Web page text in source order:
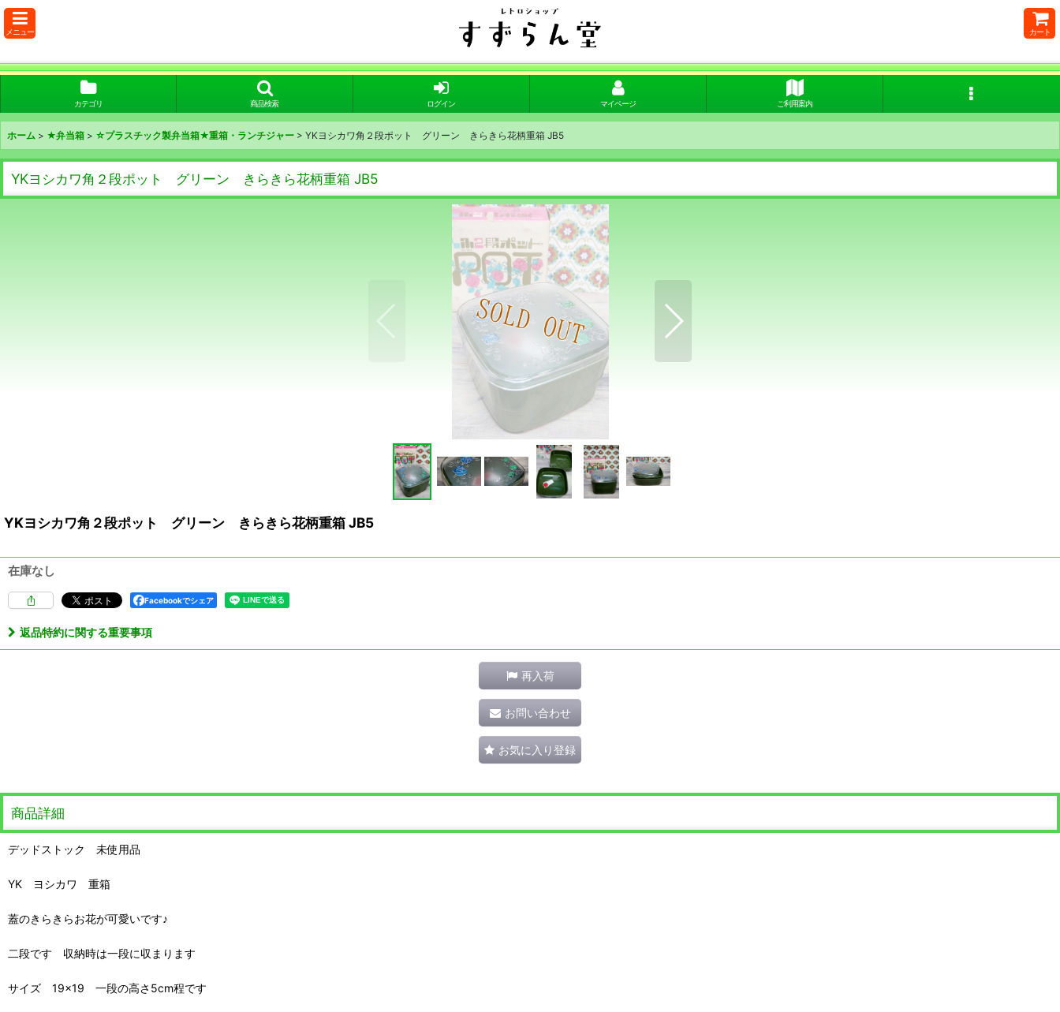
メニュー カート
カテゴリ 商品検索 ログイン マイページ ご利用案内
ホーム > ★弁当箱 > ☆プラスチック製弁当箱★重箱・ランチジャー > YKヨシカワ角２段ポット グリーン きらきら花柄重箱 JB5
YKヨシカワ角２段ポット グリーン きらきら花柄重箱 JB5
YKヨシカワ角２段ポット グリーン きらきら花柄重箱 JB5
在庫なし
Facebookでシェア
返品特約に関する重要事項
再入荷
お問い合わせ
お気に入り登録
商品詳細
デッドストック 未使用品
YK ヨシカワ 重箱
蓋のきらきらお花が可愛いです♪
二段です 収納時は一段に収まります
サイズ 19×19 一段の高さ5cm程です